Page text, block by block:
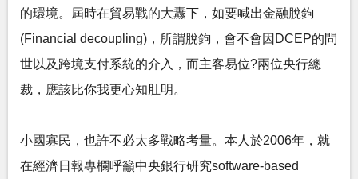
的環境。屆時在貿易戰的大纛下，如要喊出金融脫鉤
(Financial decoupling)，所謂脫鉤，會不會因DCEP的問
世以及跨境支付系統的介入，而主客易位?兩位央行總
裁，應該比你我更心知肚明。
小國寡民，也許不必太多戰略考量。本人於2006年，就
在經濟日報專欄呼籲中央銀行研究software-based